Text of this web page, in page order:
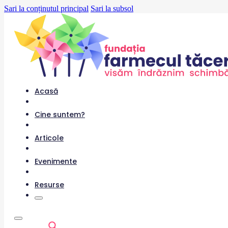
Sari la conținutul principal Sari la subsol
Acasă
Cine suntem?
Articole
Evenimente
Resurse